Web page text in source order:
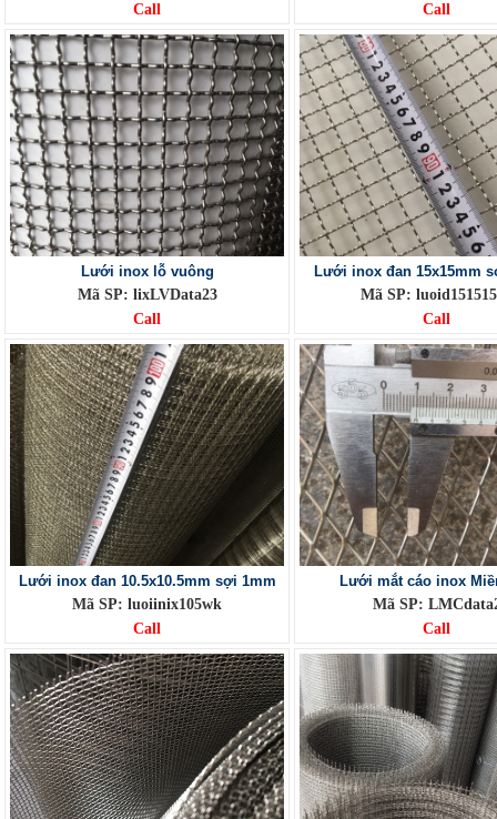
Call
Call
Lưới inox lỗ vuông
Mã SP: lixLVData23
Call
Lưới inox đan 15x15mm
Mã SP:
Call
Lưới inox đan 10.5x10.5mm sợi 1mm
Mã SP: luoiinix105wk
Call
Lưới mắt cáo inox
Mã SP:
Call